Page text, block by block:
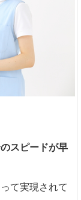
スピードが早
て実現されて